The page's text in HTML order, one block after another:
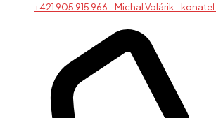
+421 905 915 966 - Michal Volárik - konateľ